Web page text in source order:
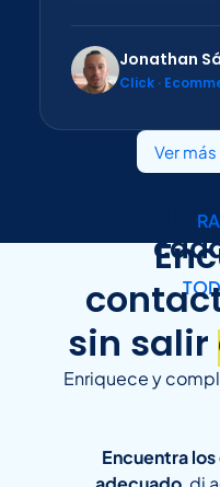
Jonathan
Click ·
Ver
Una
sin salir
Enriquece y
Encuentra